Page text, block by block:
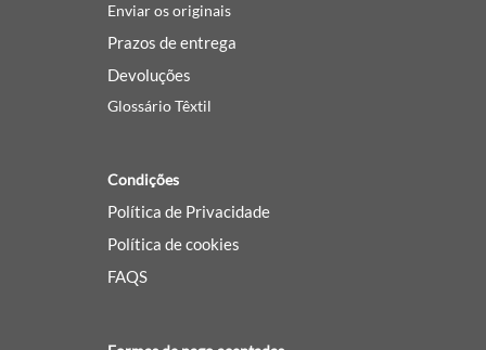
Enviar os originais
Prazos de entrega
Devoluções
Glossário Têxtil
Condições
Política de Privacidade
Política de cookies
FAQS